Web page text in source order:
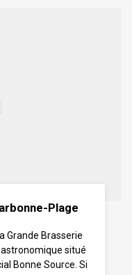
Plage
Grande Brasserie
situé
Bonne Source. Si